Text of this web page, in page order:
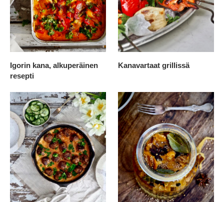
Igorin kana, alkuperäinen
resepti
Kanavartaat grillissä